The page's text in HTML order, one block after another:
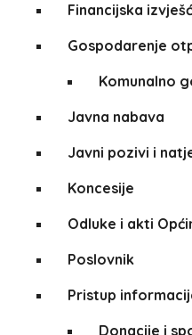
Financijska
Gospodarenje
Komunalno
Javna nabava
Javni pozivi i
Koncesije
Odluke i akti
Poslovnik
Pristup
Donacije i